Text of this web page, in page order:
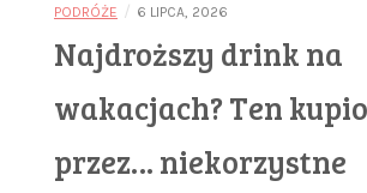
PODRÓŻE / 6 LIPCA, 2026
Najdroższy drink na
wakacjach? Ten
przez… niekorzystne